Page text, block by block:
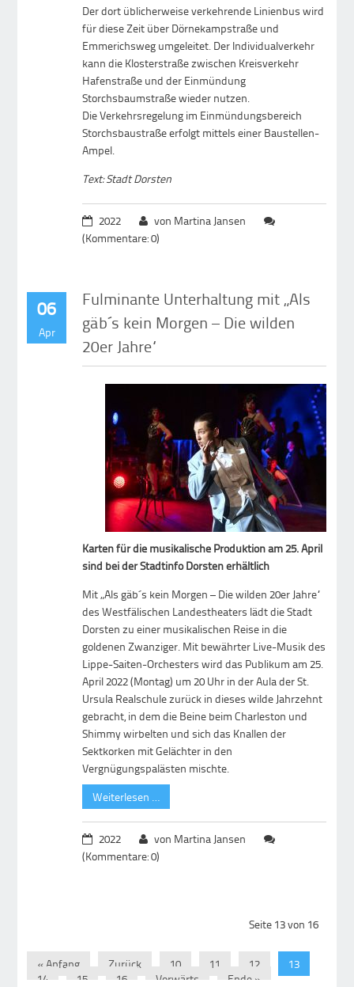
Der dort üblicherweise verkehrende Linienbus wird
für diese Zeit über Dörnekampstraße und
Emmerichsweg umgeleitet. Der Individualverkehr
kann die Klosterstraße zwischen Kreisverkehr
Hafenstraße und der Einmündung
Storchsbaumstraße wieder nutzen.
Die Verkehrsregelung im Einmündungsbereich
Storchsbaustraße erfolgt mittels einer Baustellen-
Ampel.
Text: Stadt Dorsten
2022
von Martina Jansen
(Kommentare: 0)
06
Apr
Fulminante Unterhaltung mit „Als
gäb´s kein Morgen – Die wilden
20er Jahre“
Karten für die musikalische Produktion am 25. April
sind bei der Stadtinfo Dorsten erhältlich
Mit „Als gäb´s kein Morgen – Die wilden 20er Jahre“
des Westfälischen Landestheaters lädt die Stadt
Dorsten zu einer musikalischen Reise in die
goldenen Zwanziger. Mit bewährter Live-Musik des
Lippe-Saiten-Orchesters wird das Publikum am 25.
April 2022 (Montag) um 20 Uhr in der Aula der St.
Ursula Realschule zurück in dieses wilde Jahrzehnt
gebracht, in dem die Beine beim Charleston und
Shimmy wirbelten und sich das Knallen der
Sektkorken mit Gelächter in den
Vergnügungspalästen mischte.
Weiterlesen …
2022
von Martina Jansen
(Kommentare: 0)
Seite 13 von 16
« Anfang Zurück 10 11 12
13
14
15 16 Vorwärts
Ende »